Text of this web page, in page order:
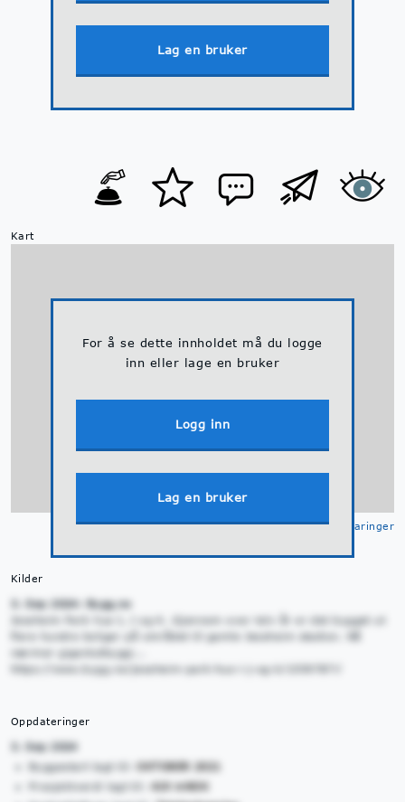
Lag en bruker
Kart
For å se dette innholdet må du logge
inn eller lage en bruker
Logg inn
Lag en bruker
Klikk for å setegnforklaringer
Kilder
3. Sep 2024: Bygg.no
Jessheim Park hus I, J og K. Gjennom over tolv år er det bygget ut
flere hundre boliger på området til gamle Jessheim stadion. Nå
nærmer gigantutbyggi...
https://www.bygg.no/jessheim-park-hus-i-j-og-k/1559787!/
Oppdateringer
3. Sep 2024
Byggestart lagt til:
OKTOBER 2021
Prosjektverdi lagt til:
419 mNOK